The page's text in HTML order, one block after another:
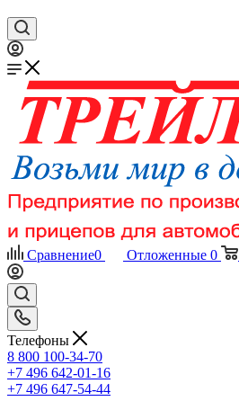
Сравнение0 Отложенные 0
Телефоны
8 800 100-34-70
+7 496 642-01-16
+7 496 647-54-44